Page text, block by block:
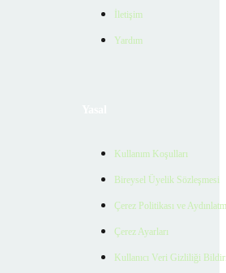
İletişim
Yardım
Kullanım Koşulları
Bireysel Üyelik Sözleşmesi
Çerez Politikası ve
Çerez Ayarları
Kullanıcı Veri Gizliliği